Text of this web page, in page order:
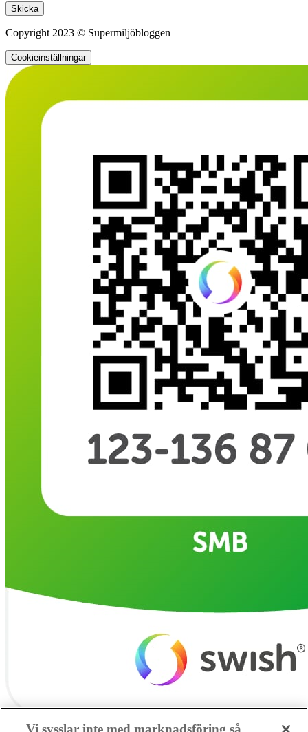
Lämna detta fält tomt.
Copyright 2023 © Supermiljöbloggen
Cookieinställningar
Vi sysslar inte med marknadsföring så